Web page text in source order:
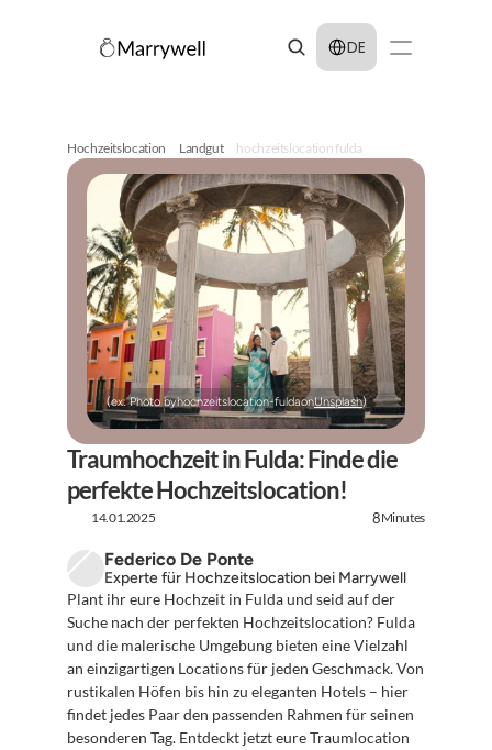
Select Language
DE
Hochzeitslocation Landgut hochzeitslocation fulda
(ex: Photo byhochzeitslocation-fuldaonUnsplash)
Traumhochzeit in Fulda: Finde die
perfekte Hochzeitslocation!
14.01.2025 8Minutes
Federico De Ponte
Experte für Hochzeitslocation bei Marrywell
Plant ihr eure Hochzeit in Fulda und seid auf der
Suche nach der perfekten Hochzeitslocation? Fulda
und die malerische Umgebung bieten eine Vielzahl
an einzigartigen Locations für jeden Geschmack. Von
rustikalen Höfen bis hin zu eleganten Hotels – hier
findet jedes Paar den passenden Rahmen für seinen
besonderen Tag. Entdeckt jetzt eure Traumlocation